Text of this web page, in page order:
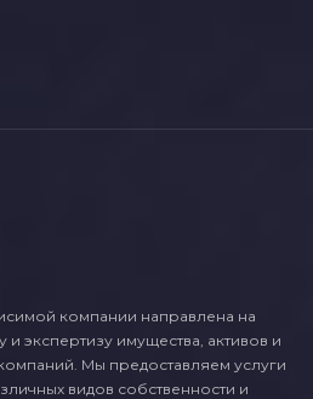
компании направлена на
экспертизу имущества, активов и
Мы предоставляем услуги
видов собственности и